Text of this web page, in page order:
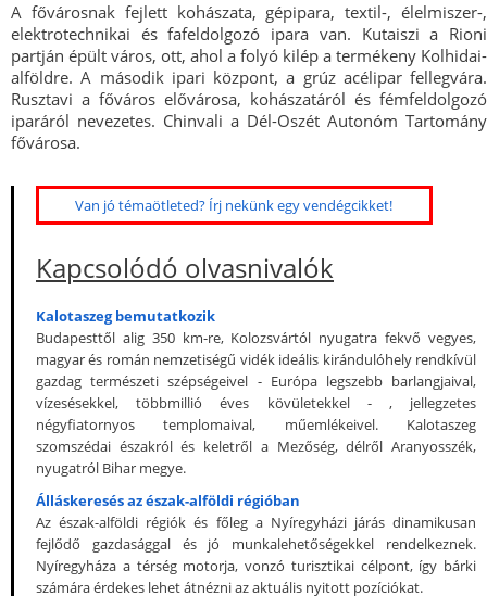
A fővárosnak fejlett kohászata, gépipara, textil-, élelmiszer-,
elektrotechnikai és fafeldolgozó ipara van. Kutaiszi a Rioni
partján épült város, ott, ahol a folyó kilép a termékeny Kolhidai-
alföldre. A második ipari központ, a grúz acélipar fellegvára.
Rusztavi a főváros elővárosa, kohászatáról és fémfeldolgozó
iparáról nevezetes. Chinvali a Dél-Oszét Autonóm Tartomány
fővárosa.
Van jó témaötleted? Írj nekünk egy vendégcikket!
Kapcsolódó olvasnivalók
Kalotaszeg bemutatkozik
Budapesttől alig 350 km-re, Kolozsvártól nyugatra fekvő vegyes,
magyar és román nemzetiségű vidék ideális kirándulóhely rendkívül
gazdag természeti szépségeivel - Európa legszebb barlangjaival,
vízesésekkel, többmillió éves kövületekkel - , jellegzetes
négyfiatornyos templomaival, műemlékeivel. Kalotaszeg
szomszédai északról és keletről a Mezőség, délről Aranyosszék,
nyugatról Bihar megye.
Álláskeresés az észak-alföldi régióban
Az észak-alföldi régiók és főleg a Nyíregyházi járás dinamikusan
fejlődő gazdasággal és jó munkalehetőségekkel rendelkeznek.
Nyíregyháza a térség motorja, vonzó turisztikai célpont, így bárki
számára érdekes lehet átnézni az aktuális nyitott pozíciókat.